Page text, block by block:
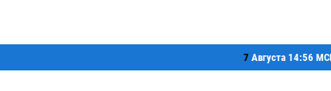
7 Августа 14:56